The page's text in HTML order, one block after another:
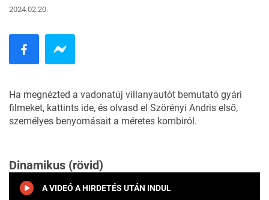
2024.02.20.
Ha megnézted a vadonatúj villanyautót bemutató gyári
filmeket, kattints ide, és olvasd el Szörényi Andris első,
személyes benyomásait a méretes kombiról.
Dinamikus (rövid)
A VIDEÓ A HIRDETÉS UTÁN INDUL